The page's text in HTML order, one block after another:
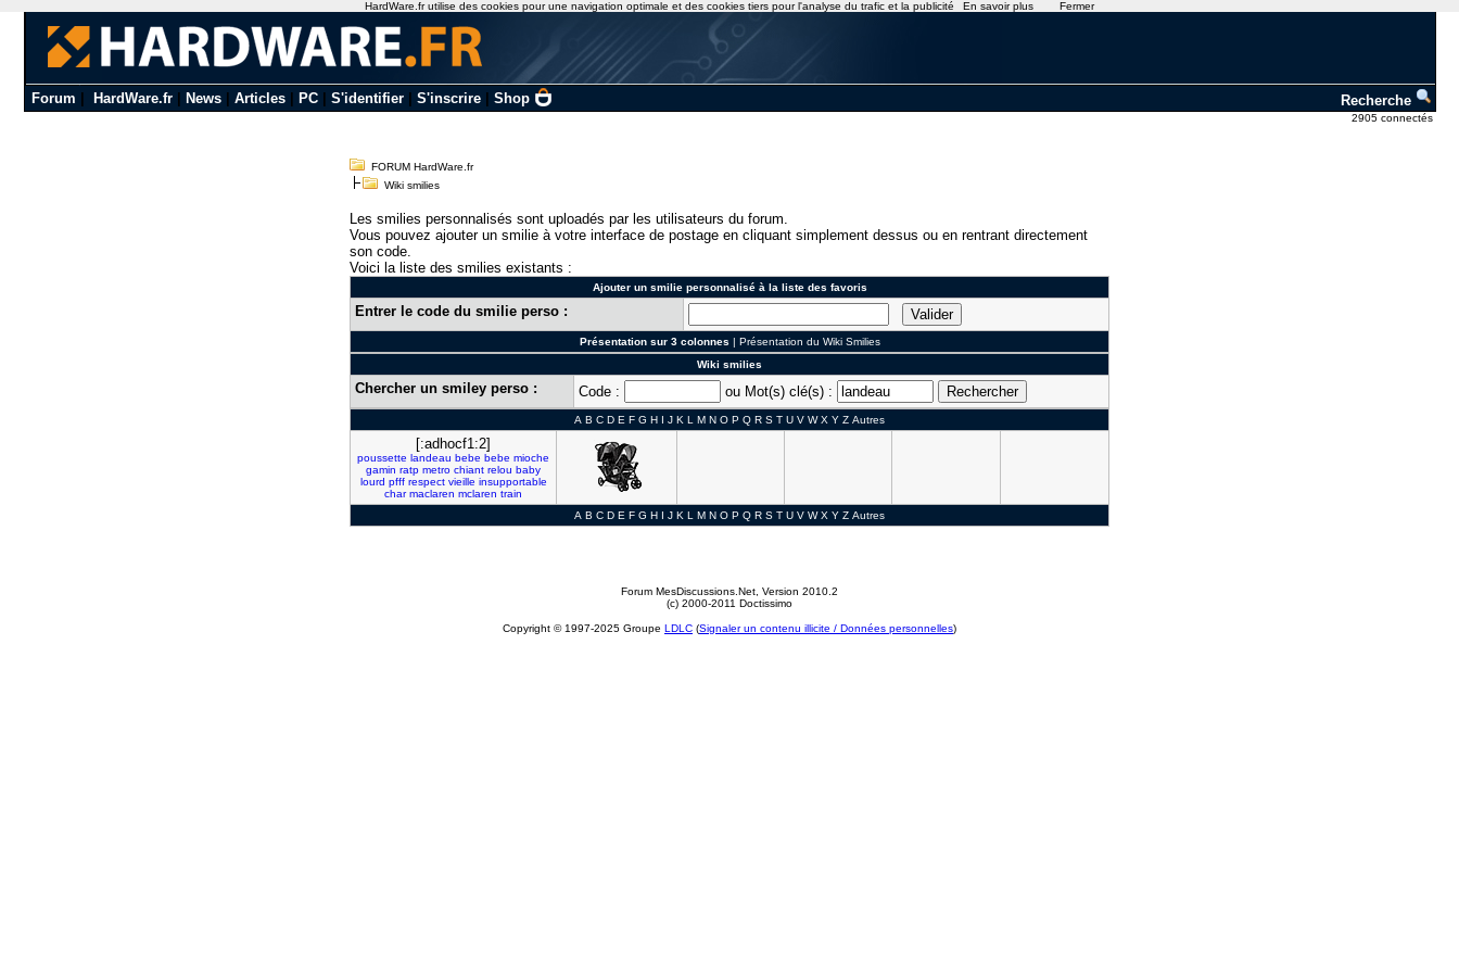
Forum HardWare.fr| News| Articles| PC| S'identifier| S'inscrire| Shop Recherche
2905 connectés
FORUM HardWare.fr
Wiki smilies
Les smilies personnalisés sont uploadés par les utilisateurs du forum.
Vous pouvez ajouter un smilie à votre interface de postage en cliquant simplement dessus ou en rentrant directement
son code.
Voici la liste des smilies existants :
Ajouter un smilie personnalisé à la liste des favoris
Entrer le code du smilie perso :
Présentation sur 3 colonnes | Présentation du Wiki Smilies
Wiki smilies
Chercher un smiley perso : Code : ou Mot(s) clé(s) :
A B C D E F G H I J K L M N O P Q R S T U V W X Y Z Autres
[:adhocf1:2]
poussette landeau bebe bebe mioche
gamin ratp metro chiant relou baby
lourd pfff respect vieille insupportable
char maclaren mclaren train
A B C D E F G H I J K L M N O P Q R S T U V W X Y Z Autres
Forum MesDiscussions.Net , Version 2010.2
(c) 2000-2011 Doctissimo
Copyright © 1997-2025 Groupe LDLC (Signaler un contenu illicite / Données personnelles)
HardWare.fr utilise des cookies pour une navigation optimale et des cookies tiers pour l'analyse du trafic et la publicité En savoir plus Fermer